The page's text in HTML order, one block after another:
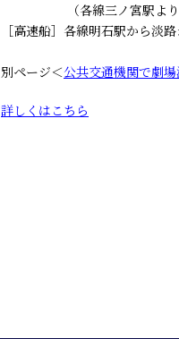
（各線三ノ宮駅より約
［高速船］各線明石駅から淡
別ページ＜公共交通機関で劇場
詳しくはこちら